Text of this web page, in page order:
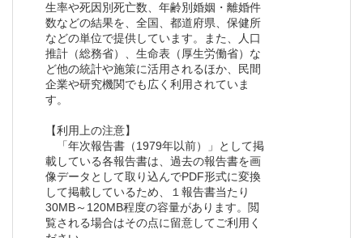
生率や死因別死亡数、年齢別婚姻・離婚件
数などの結果を、全国、都道府県、保健所
などの単位で提供しています。また、人口
推計（総務省）、生命表（厚生労働省）な
ど他の統計や施策に活用されるほか、民間
企業や研究機関でも広く利用されていま
す。
【利用上の注意】
「年次報告書（1979年以前）」として掲
載している各報告書は、過去の報告書を画
像データとして取り込んでPDF形式に変換
して掲載しているため、１報告書当たり
30MB～120MB程度の容量があります。閲
覧される場合はその点に留意してご利用く